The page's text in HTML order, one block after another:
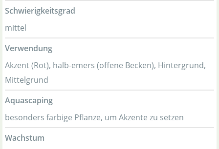
Schwierigkeitsgrad
mittel
Verwendung
Akzent (Rot), halb-emers (offene Becken), Hintergrund,
Mittelgrund
Aquascaping
besonders farbige Pflanze, um Akzente zu setzen
Wachstum